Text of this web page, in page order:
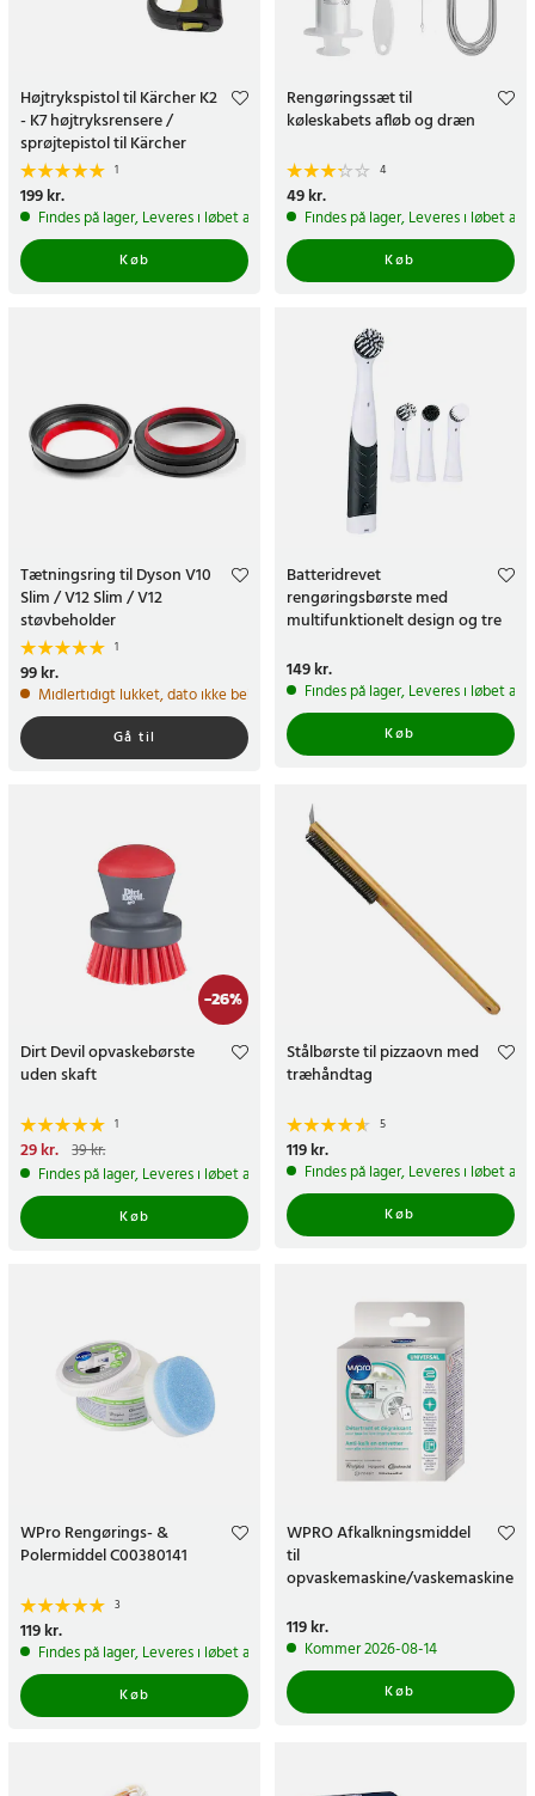
Højtrykspistol til Kärcher K2
- K7 højtryksrensere /
sprøjtepistol til Kärcher
højtryksrensere
1
Pris:199 kr.
199 kr.
Findes på lager, Leveres i løbet af 1-2 hverdage
Køb
Rengøringssæt til
køleskabets afløb og dræn
4
Pris:49 kr.
49 kr.
Findes på lager, Leveres i løbet af
Køb
Tætningsring til Dyson V10
Slim / V12 Slim / V12
støvbeholder
1
Pris:99 kr.
99 kr.
Midlertidigt lukket, dato ikke bekræftet
Gå til
Batteridrevet
rengøringsbørste med
multifunktionelt design og tre
Pris:149 kr.
149 kr.
Findes på lager, Leveres i løbet af
Køb
-26%
Dirt Devil opvaskebørste
uden skaft
1
Nuværende pris
pris:39 kr.
29 kr. 39 kr.
Findes på lager, Leveres i løbet af 1-2 hverdage
Køb
Stålbørste til pizzaovn med
træhåndtag
5
Pris:119 kr.
119 kr.
Findes på lager, Leveres i løbet af
Køb
WPro Rengørings- &
Polermiddel C00380141
3
Pris:119 kr.
119 kr.
Findes på lager, Leveres i løbet af 1-2 hverdage
Køb
WPRO Afkalkningsmiddel
til
opvaskemaskine/vaskemaskine
Pris:119 kr.
119 kr.
Kommer 2026-08-14
Køb